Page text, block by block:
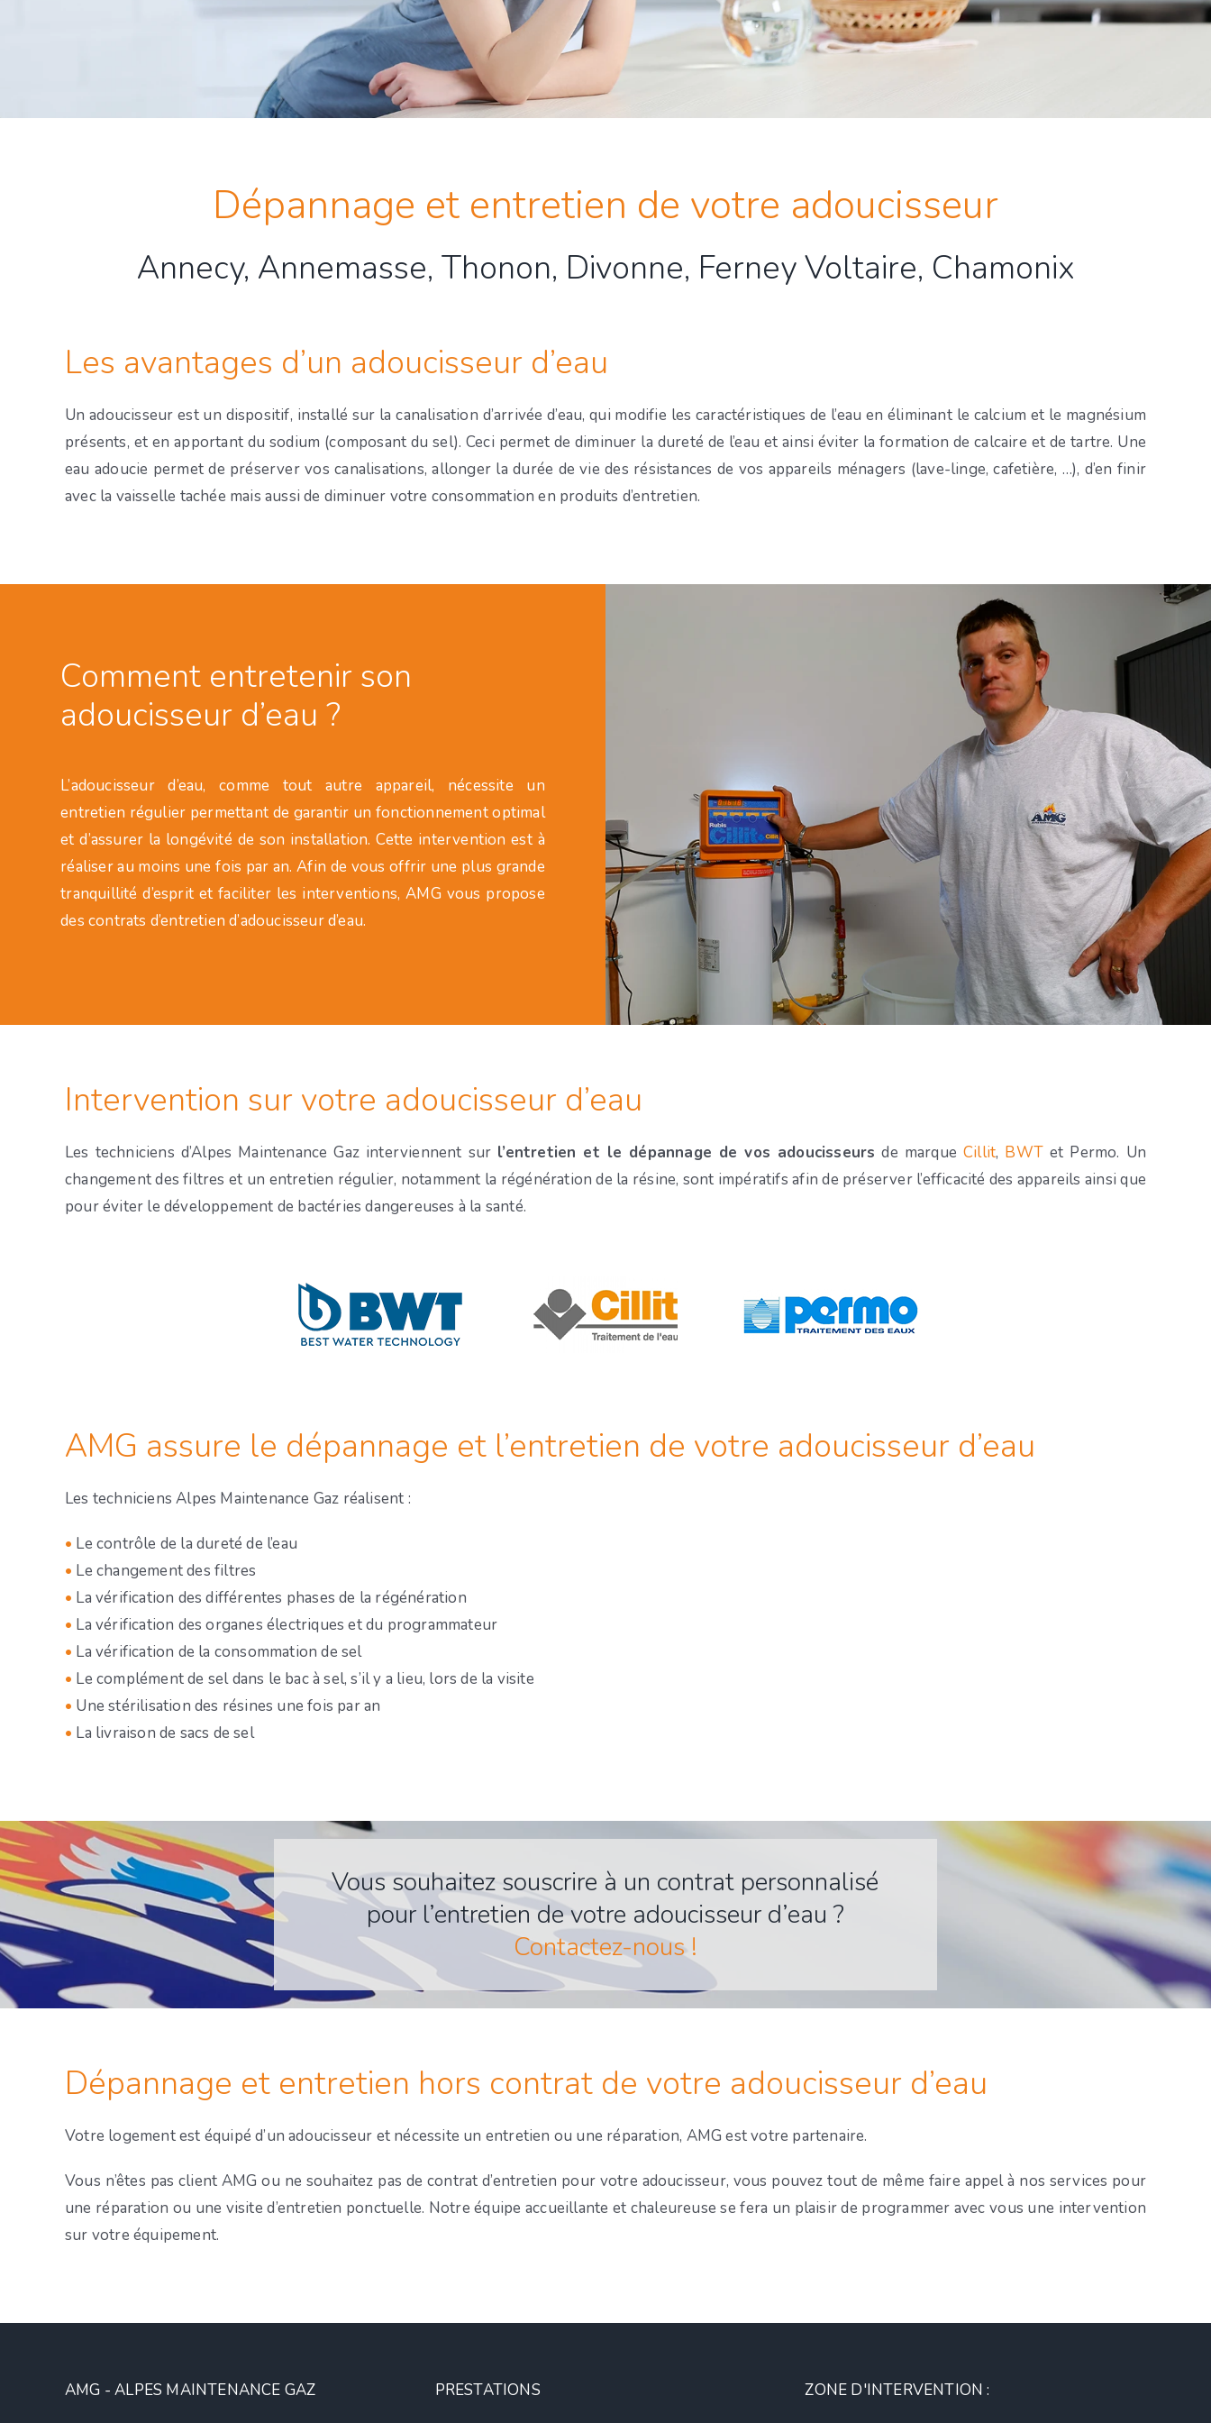
Dépannage et entretien de votre adoucisseur
Annecy, Annemasse, Thonon, Divonne, Ferney Voltaire, Chamonix
Les avantages d’un adoucisseur d’eau
Un adoucisseur est un dispositif, installé sur la canalisation d’arrivée d’eau, qui modifie les caractéristiques de l’eau en éliminant le calcium et le magnésium
présents, et en apportant du sodium (composant du sel). Ceci permet de diminuer la dureté de l’eau et ainsi éviter la formation de calcaire et de tartre. Une
eau adoucie permet de préserver vos canalisations, allonger la durée de vie des résistances de vos appareils ménagers (lave-linge, cafetière, …), d’en finir
avec la vaisselle tachée mais aussi de diminuer votre consommation en produits d’entretien.
Comment entretenir son
adoucisseur d’eau ?
L’adoucisseur d’eau, comme tout autre appareil, nécessite un
entretien régulier permettant de garantir un fonctionnement optimal
et d’assurer la longévité de son installation. Cette intervention est à
réaliser au moins une fois par an. Afin de vous offrir une plus grande
tranquillité d’esprit et faciliter les interventions, AMG vous propose
des contrats d’entretien d’adoucisseur d’eau.
Intervention sur votre adoucisseur d’eau
Les techniciens d’Alpes Maintenance Gaz interviennent sur l’entretien et le dépannage de vos adoucisseurs de marque Cillit, BWTet Permo. Un
changement des filtres et un entretien régulier, notamment la régénération de la résine, sont impératifs afin de préserver l’efficacité des appareils ainsi que
pour éviter le développement de bactéries dangereuses à la santé.
AMG assure le dépannage et l’entretien de votre adoucisseur d’eau
Les techniciens Alpes Maintenance Gaz réalisent :
• Le contrôle de la dureté de l’eau
• Le changement des filtres
• La vérification des différentes phases de la régénération
• La vérification des organes électriques et du programmateur
• La vérification de la consommation de sel
• Le complément de sel dans le bac à sel, s’il y a lieu, lors de la visite
• Une stérilisation des résines une fois par an
• La livraison de sacs de sel
Vous souhaitez souscrire à un contrat personnalisé
pour l’entretien de votre adoucisseur d’eau ?
Contactez-nous !
Dépannage et entretien hors contrat de votre adoucisseur d’eau
Votre logement est équipé d’un adoucisseur et nécessite un entretien ou une réparation, AMG est votre partenaire.
Vous n’êtes pas client AMG ou ne souhaitez pas de contrat d’entretien pour votre adoucisseur, vous pouvez tout de même faire appel à nos services pour
une réparation ou une visite d’entretien ponctuelle. Notre équipe accueillante et chaleureuse se fera un plaisir de programmer avec vous une intervention
sur votre équipement.
AMG - ALPES MAINTENANCE GAZ PRESTATIONS ZONE D'INTERVENTION :